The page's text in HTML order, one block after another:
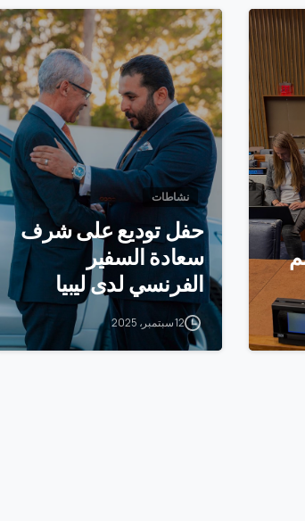
0
نشاطات
حفل توديع على شرف
سعادة السفير
الفرنسي لدى ليبيا
12 سبتمبر، 2025